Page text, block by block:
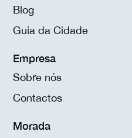
Blog
Guia da Cidade
Empresa
Sobre nós
Contactos
Morada